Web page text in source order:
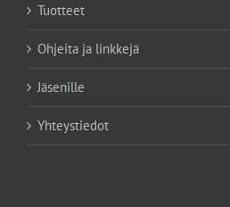
Tuotteet
Ohjeita ja linkkejä
Jäsenille
Yhteystiedot